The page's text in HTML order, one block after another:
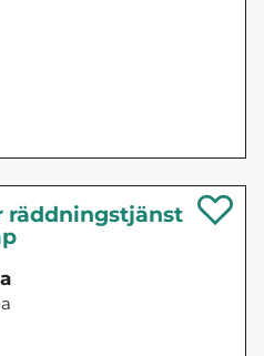
räddningstjänst